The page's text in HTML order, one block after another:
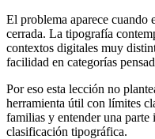
El problema aparece cuando
cerrada. La tipografía
contextos digitales muy
facilidad en categorías
Por eso esta lección no
herramienta útil con límites
familias y entender una parte
clasificación tipográfica.